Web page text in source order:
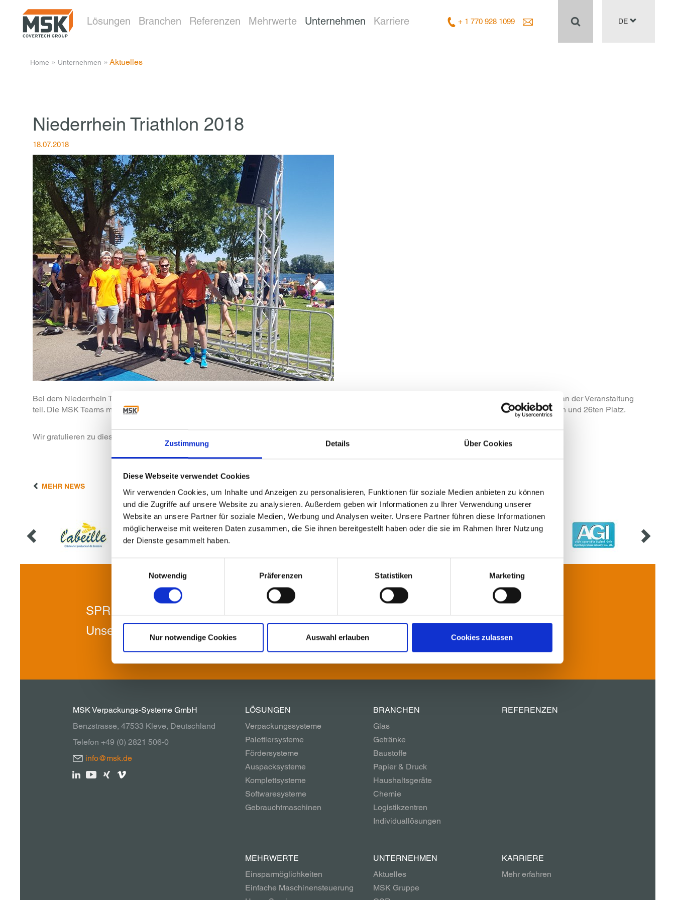
Zustimmung Details Über Cookies
Diese Webseite verwendet Cookies
Wir verwenden Cookies, um Inhalte und Anzeigen zu personalisieren, Funktionen für soziale Medien anbieten zu können
und die Zugriffe auf unsere Website zu analysieren. Außerdem geben wir Informationen zu Ihrer Verwendung unserer
Website an unsere Partner für soziale Medien, Werbung und Analysen weiter. Unsere Partner führen diese Informationen
möglicherweise mit weiteren Daten zusammen, die Sie ihnen bereitgestellt haben oder die sie im Rahmen Ihrer Nutzung
der Dienste gesammelt haben.
Einwilligungsauswahl
Notwendig
Präferenzen Statistiken Marketing
Nur notwendige Cookies Auswahl erlauben Cookies zulassen
Lösungen Branchen Referenzen Mehrwerte Unternehmen Karriere + 1 770 928 1099 DE
Home ­ » ­ Unternehmen ­ » ­ Aktuelles
Niederrhein Triathlon 2018
18.07.2018
Bei dem Niederrhein Triathlon in Wissel am 1. Juli 2018 sind 2 Staffeln für das MSK Running Team an den Start gegangen. Ca. 600 Athleten nahmen an der Veranstaltung
teil. Die MSK Teams mussten in der Volksdistanz 500 m schwimmen, 20 km Rad fahren und 5 km laufen. Erfolgreich belegten die MSK Teams den 2ten und 26ten Platz.
Wir gratulieren zu dieser sportlichen Leistung.
MEHR NEWS
SPRECHEN SIE UNS AN!
Unsere Spezialisten beraten Sie gerne.
Kontakt
MSK Verpackungs-Systeme GmbH
Benzstrasse, 47533 Kleve, Deutschland
Telefon +49 (0) 2821 506-0
info@msk.de
LÖSUNGEN
Verpackungssysteme
Palettiersysteme
Fördersysteme
Auspacksysteme
Komplettsysteme
Softwaresysteme
Gebrauchtmaschinen
BRANCHEN
Glas
Getränke
Baustoffe
Papier & Druck
Haushaltsgeräte
Chemie
Logistikzentren
Individuallösungen
REFERENZEN
MEHRWERTE
Einsparmöglichkeiten
Einfache Maschinensteuerung
UNTERNEHMEN
Aktuelles
MSK Gruppe
KARRIERE
Mehr erfahren